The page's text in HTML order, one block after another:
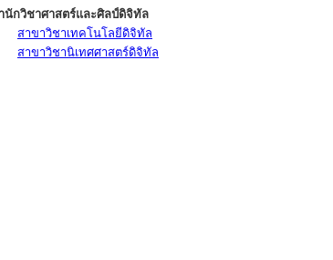
นักวิชาศาสตร์และศิลป์ดิจิทัล
สาขาวิชาเทคโนโลยีดิจิทัล
สาขาวิชานิเทศศาสตร์ดิจิทัล